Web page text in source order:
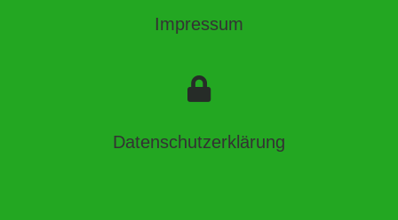
Impressum
Datenschutzerklärung